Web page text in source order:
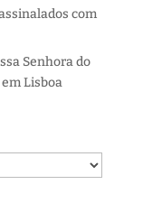
com
Senhora do
Lisboa